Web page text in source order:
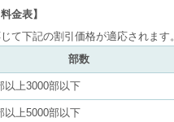
金表】
て下記の割引価格が適応されます。
部数
以上3000部以下
以上5000部以下